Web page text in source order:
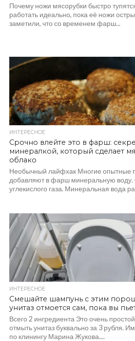
Почему ножи мясорубки быстро
работать идеально, пока её ножи
заметили, что со временем фарш...
ИНТЕРЕСНОЕ
Срочно влейте это в фарш:
минералкой, который сделает
облако
Необычный лайфхак Многие опытные
добавляют в фарш минеральную воду.
углекислого газа. Минеральная вода
ИНТЕРЕСНОЕ
Смешайте шампунь с этим
унитаз отмоется сам, пока вы
Всего 2 ингредиента Это очень
отмыть унитаз буквально за 3 рубля.
по клинингу Марина Жукова....